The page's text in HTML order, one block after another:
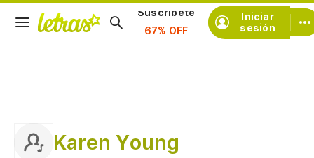
Iniciar
sesión
Karen Young